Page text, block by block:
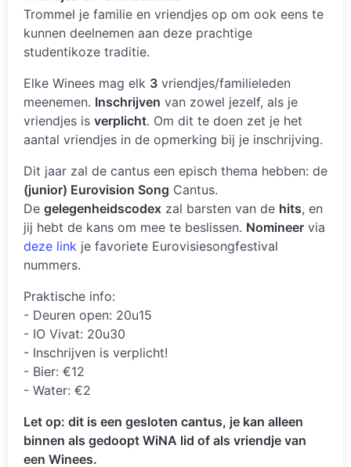
Trommel je familie en vriendjes op om ook eens te
kunnen deelnemen aan deze prachtige
studentikoze traditie.
Elke Winees mag elk 3 vriendjes/familieleden
meenemen. Inschrijven van zowel jezelf, als je
vriendjes is verplicht. Om dit te doen zet je het
aantal vriendjes in de opmerking bij je inschrijving.
Dit jaar zal de cantus een episch thema hebben: de
(junior) Eurovision Song Cantus.
De gelegenheidscodex zal barsten van de hits, en
jij hebt de kans om mee te beslissen. Nomineer via
deze link je favoriete Eurovisiesongfestival
nummers.
Praktische info:
- Deuren open: 20u15
- IO Vivat: 20u30
- Inschrijven is verplicht!
- Bier: €12
- Water: €2
Let op: dit is een gesloten cantus, je kan alleen
binnen als gedoopt WiNA lid of als vriendje van
een Winees.